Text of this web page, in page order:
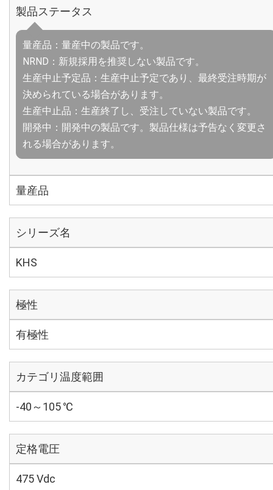
製品ステータス
量産品：量産中の製品です。
NRND：新規採用を推奨しない製品です。
生産中止予定品：生産中止予定であり、最終受注時期が
決められている場合があります。
生産中止品：生産終了し、受注していない製品です。
開発中：開発中の製品です。製品仕様は予告なく変更さ
れる場合があります。
量産品
シリーズ名
KHS
極性
有極性
カテゴリ温度範囲
-40～105 ℃
定格電圧
475 Vdc